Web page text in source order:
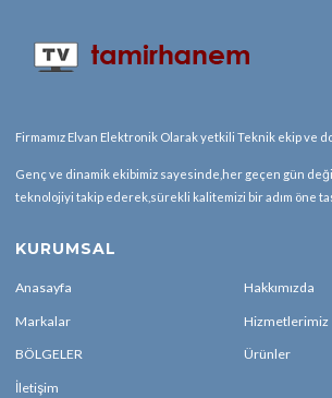
Firmamız Elvan Elektronik Olarak yetkili Teknik ekip ve
Genç ve dinamik ekibimiz sayesinde,her geçen gün
teknolojiyi takip ederek,sürekli kalitemizi bir adım öne
KURUMSAL
Anasayfa Hakkımızda
Markalar Hizmetlerimiz
BÖLGELER Ürünler
İletişim